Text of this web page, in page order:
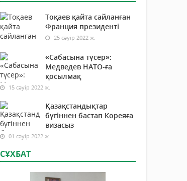
Тоқаев қайта сайланған
Франция президенті
25 сәуір 2022 ж.
«Сабасына түсер»:
Медведев НАТО-ға
қосылмақ
15 сәуір 2022 ж.
Қазақстандықтар
бүгіннен бастап Кореяға
визасыз
01 сәуір 2022 ж.
СҰХБАТ